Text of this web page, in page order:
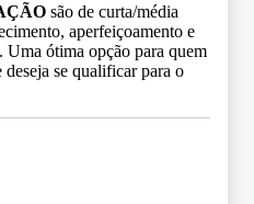
são de curta/média
aperfeiçoamento e
Uma ótima opção para quem
se qualificar para o